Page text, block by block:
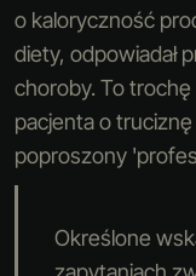
o kaloryczność
diety, odpowiadał
choroby. To
pacjenta o truciznę
poproszony
Określone